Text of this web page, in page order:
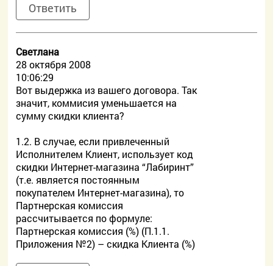
Ответить
Светлана
28 октября 2008
10:06:29
Вот выдержка из вашего договора. Так
значит, коммисия уменьшается на
сумму скидки клиента?
1.2. В случае, если привлеченный
Исполнителем Клиент, использует код
скидки Интернет-магазина “Лабиринт”
(т.е. является постоянным
покупателем Интернет-магазина), то
Партнерская комиссия
рассчитывается по формуле:
Партнерская комиссия (%) (П.1.1.
Приложения №2) – скидка Клиента (%)